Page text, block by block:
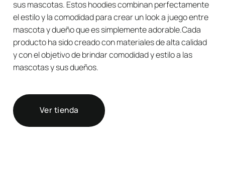
sus mascotas. Estos hoodies combinan perfectamente
el estilo y la comodidad para crear un look a juego entre
mascota y dueño que es simplemente adorable.Cada
producto ha sido creado con materiales de alta calidad
y con el objetivo de brindar comodidad y estilo a las
mascotas y sus dueños.
Ver tienda